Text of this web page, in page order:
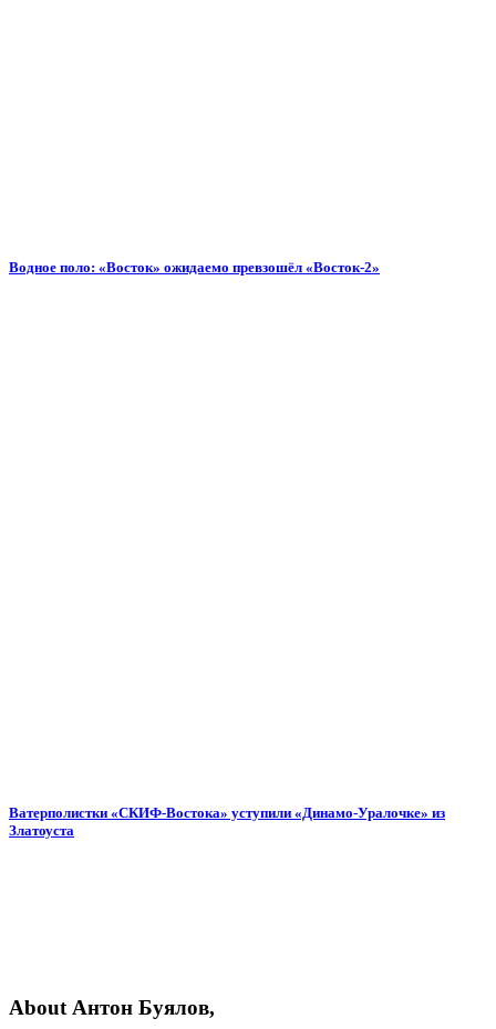
Водное поло: «Восток» ожидаемо превзошёл «Восток-2»
Ватерполистки «СКИФ-Востока» уступили «Динамо-Уралочке» из
Златоуста
About Антон Буялов,